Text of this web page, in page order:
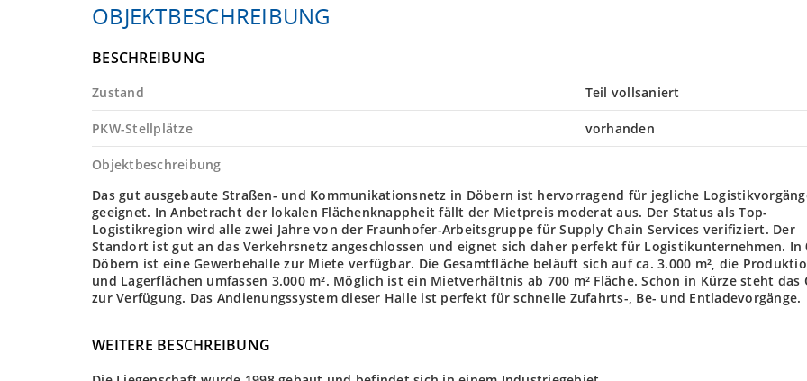
OBJEKTBESCHREIBUNG
BESCHREIBUNG
Zustand Teil vollsaniert
PKW-Stellplätze vorhanden
Objektbeschreibung
Das gut ausgebaute Straßen- und Kommunikationsnetz in Döbern ist hervorragend für jegliche
geeignet. In Anbetracht der lokalen Flächenknappheit fällt der Mietpreis moderat aus. Der Status als Top-
Logistikregion wird alle zwei Jahre von der Fraunhofer-Arbeitsgruppe für Supply Chain Services verifiziert. Der
Standort ist gut an das Verkehrsnetz angeschlossen und eignet sich daher perfekt für Logistikunternehmen. In
Döbern ist eine Gewerbehalle zur Miete verfügbar. Die Gesamtfläche beläuft sich auf ca. 3.000 m², die
und Lagerflächen umfassen 3.000 m². Möglich ist ein Mietverhältnis ab 700 m² Fläche. Schon in Kürze steht das
zur Verfügung. Das Andienungssystem dieser Halle ist perfekt für schnelle Zufahrts-, Be- und Entladevorgänge.
WEITERE BESCHREIBUNG